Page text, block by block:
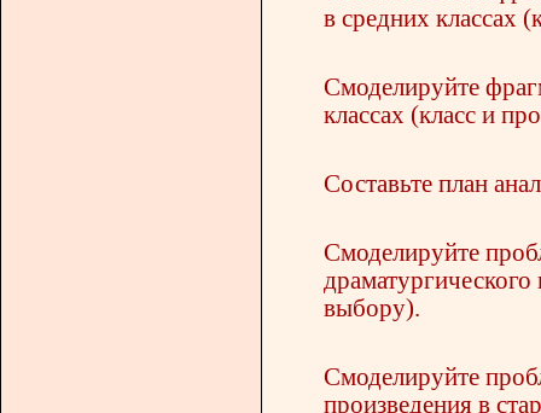
в средних классах
Смоделируйте
классах (класс и
Составьте план
Смоделируйте
выбору).
Смоделируйте
произведения в